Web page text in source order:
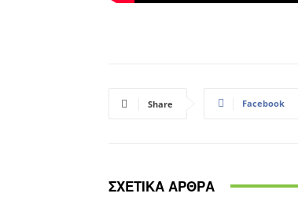
Share Facebook
ΣΧΕΤΙΚΑ ΑΡΘΡΑ